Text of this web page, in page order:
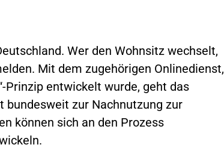
Wer den Wohnsitz wechselt,
Mit dem zugehörigen Onlinedienst,
Prinzip entwickelt wurde, geht das
zur Nachnutzung zur
können sich an den Prozess